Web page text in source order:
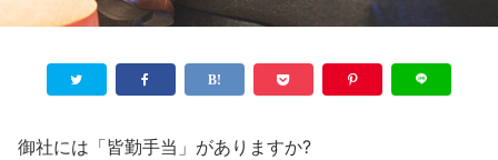
御社には「皆勤手当」がありますか?